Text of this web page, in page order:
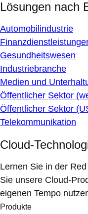
Lösungen nach
Automobilindustrie
Gesundheitswesen
Industriebranche
Medien und
Öffentlicher Sektor
Öffentlicher Sektor
Telekommunikation
Cloud-
Lernen Sie in der
Sie unsere Cloud-
eigenen Tempo
Produkte